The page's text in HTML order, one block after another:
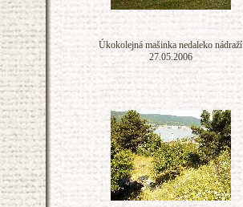
Úkokolejná mašinka nedaleko nádraží
27.05.2006